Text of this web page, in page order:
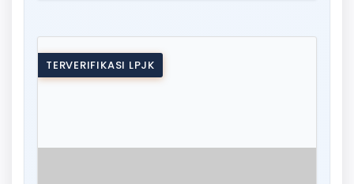
TERVERIFIKASI LPJK